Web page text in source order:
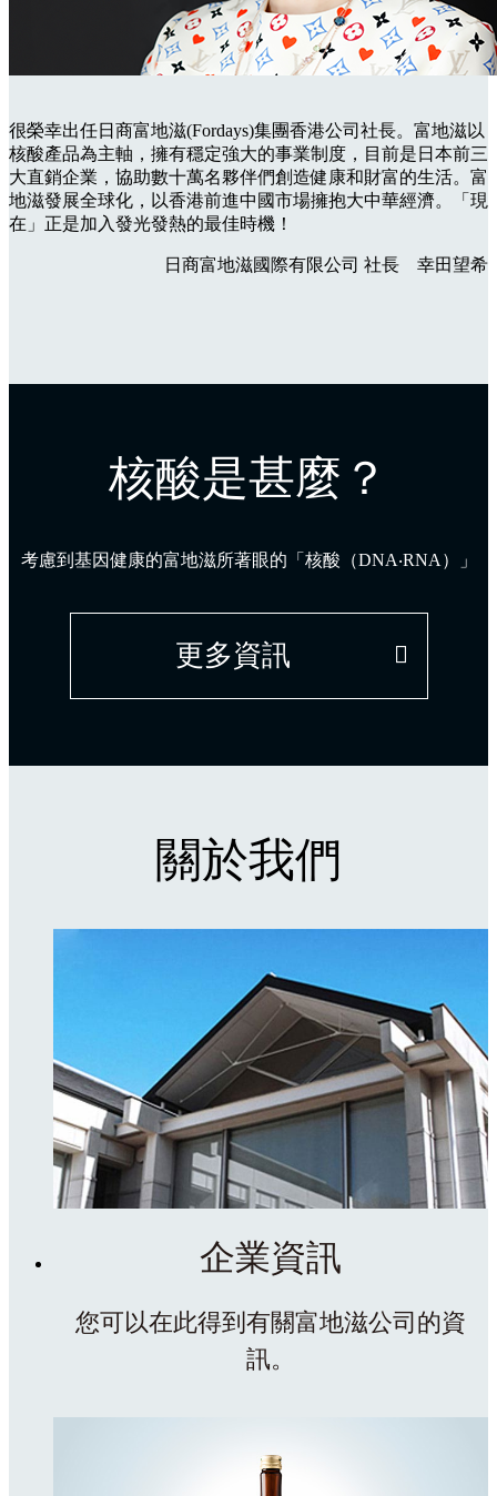
很榮幸出任日商富地滋(Fordays)集團香港公司社長。富地滋以
核酸產品為主軸，擁有穩定強大的事業制度，目前是日本前三
大直銷企業，協助數十萬名夥伴們創造健康和財富的生活。富
地滋發展全球化，以香港前進中國市場擁抱大中華經濟。「現
在」正是加入發光發熱的最佳時機！
日商富地滋國際有限公司 社長 幸田望希
核酸是甚麼？
考慮到基因健康的富地滋所著眼的「核酸（DNA‧RNA）」
更多資訊
關於我們
企業資訊
您可以在此得到有關富地滋公司的資
訊。